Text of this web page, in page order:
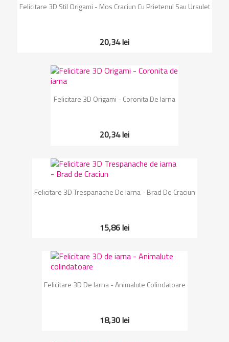
Felicitare 3D Stil Origami - Mos Craciun Cu Prietenul Sau Ursulet
20,34 lei
Felicitare 3D Origami - Coronita De Iarna
20,34 lei
Felicitare 3D Trespanache De Iarna - Brad De Craciun
15,86 lei
Felicitare 3D De Iarna - Animalute Colindatoare
18,30 lei